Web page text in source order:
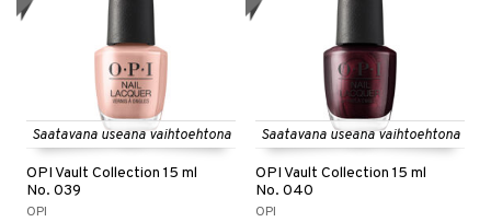
Saatavana useana vaihtoehtona
OPI Vault Collection 15 ml
No. 039
OPI
Saatavana useana vaihtoehtona
OPI Vault Collection 15 ml
No. 040
OPI